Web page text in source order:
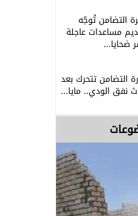
التضامن تُوجّه
مساعدات عاجلة
ضحايا...
التضامن تتحرك بعد
نفق الودي.. مايا...